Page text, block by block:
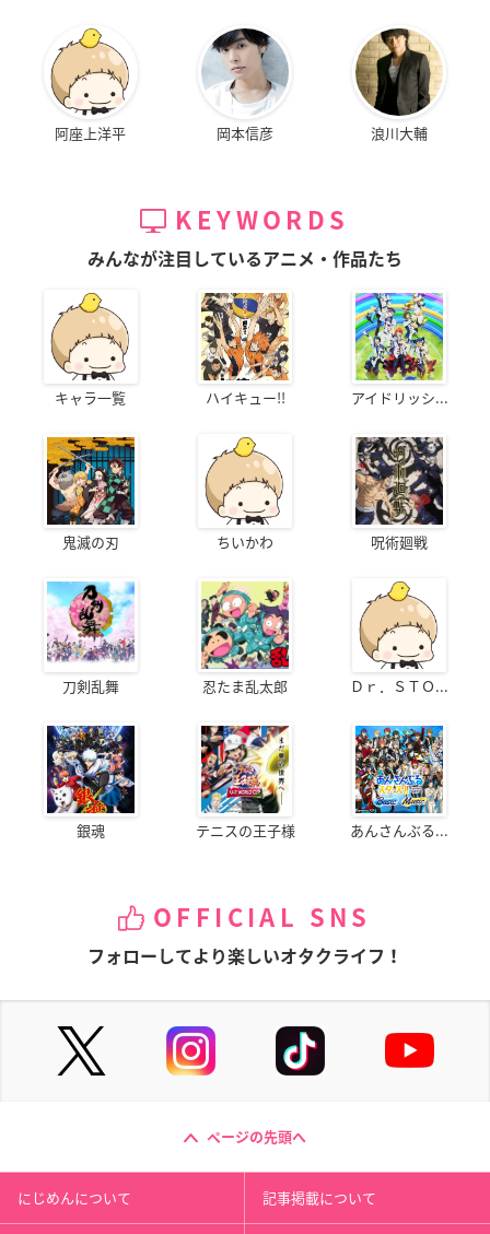
阿座上洋平 岡本信彦 浪川大輔
KEYWORDS
みんなが注目しているアニメ・作品たち
キャラ一覧 ハイキュー!! アイドリッシ...
鬼滅の刃 ちいかわ 呪術廻戦
刀剣乱舞 忍たま乱太郎 Ｄｒ．ＳＴＯ...
銀魂 テニスの王子様 あんさんぶる...
OFFICIAL SNS
フォローしてより楽しいオタクライフ！
ページの先頭へ
にじめんについて 記事掲載について